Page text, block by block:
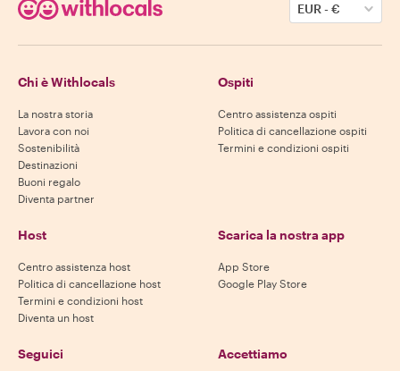
EUR-€
Chi è Withlocals
La nostra storia
Lavora con noi
Sostenibilità
Destinazioni
Buoni regalo
Diventa partner
Ospiti
Centro assistenza ospiti
Politica di cancellazione ospiti
Termini e condizioni ospiti
Host
Centro assistenza host
Politica di cancellazione host
Termini e condizioni host
Diventa un host
Scarica la nostra app
App Store
Google Play Store
Seguici Accettiamo